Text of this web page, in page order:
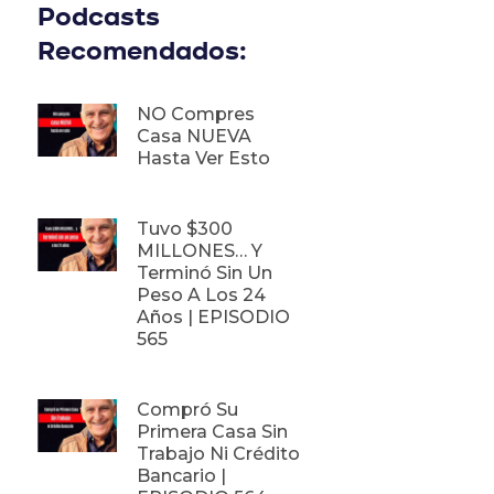
Podcasts
Recomendados:
NO Compres
Casa NUEVA
Hasta Ver Esto
Tuvo $300
MILLONES… Y
Terminó Sin Un
Peso A Los 24
Años | EPISODIO
565
Compró Su
Primera Casa Sin
Trabajo Ni Crédito
Bancario |